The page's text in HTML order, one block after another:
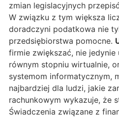
zmian legislacyjnych
W związku z tym większa
doradczyni podatkowa nie
przedsiębiorstwa pomocne.
firmie zwiększać, nie
równym stopniu wirtualnie,
systemom informatycznym,
najbardziej dla ludzi, jakie
rachunkowym wykazuje, że
Świadczenia związane z